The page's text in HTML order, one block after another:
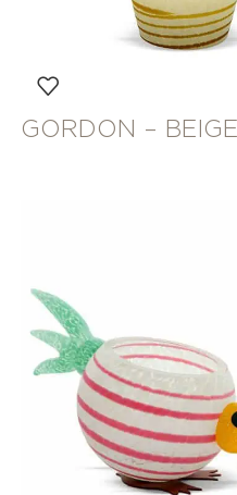
GORDON – BEIGE